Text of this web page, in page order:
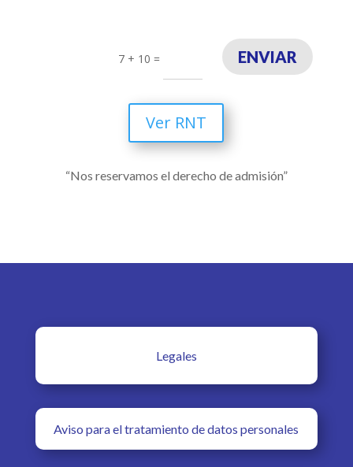
7 + 10 = ENVIAR
Ver RNT
“Nos reservamos el derecho de admisión”
Legales
Aviso para el tratamiento de datos personales